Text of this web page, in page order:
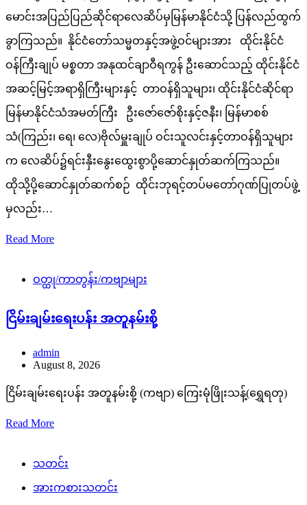
မောင်းအပြည်ပြည်ဆိုင်ရာလေဆိပ်မှမြန်မာနိုင်ငံသို့ ပြန်လည်ထွက်
ခွာကြသည်။ နိုင်ငံတော်သမ္မတနှင့်အဖွဲ့ဝင်များအား ထိုင်းနိုင်ငံ
ဝန်ကြီးချုပ် မစ္စတာ အနုထင်ချာဝီရကွန် ဦးဆောင်သည့် ထိုင်းနိုင်ငံ
အဆင့်မြင့်အရာရှိကြီးများနှင့် တာဝန်ရှိသူများ၊ ထိုင်းနိုင်ငံဆိုင်ရာ
မြန်မာနိုင်ငံသံအမတ်ကြီး ဦးဇော်ဇော်စိုးနှင့်ဇနီး၊ မြန်မာစစ်
သံ(ကြည်း၊ ရေ၊ လေ)ဗိုလ်မှူးချုပ် ဝင်းသူလင်းနှင့်တာဝန်ရှိသူများ
က လေဆိပ်၌ရင်းနှီးနွေးထွေးစွာပို့ဆောင်နှုတ်ဆက်ကြသည်။
ထိုသို့ပို့ဆောင်နှုတ်ဆက်စဉ် ထိုင်းဘုရင့်တပ်မတော်ဂုဏ်ပြုတပ်ဖွဲ့
မှလည်း…
Read More
ဝတ္ထု/ကာတွန်း/ကဗျာများ
ငြိမ်းချမ်းရေးပန်း အတူနမ်းစို့
admin
August 8, 2026
ငြိမ်းချမ်းရေးပန်း အတူနမ်းစို့ (ကဗျာ) ကြေးမုံဖြိုးသန့်(ရွှေရတု)
Read More
သတင်း
အားကစားသတင်း